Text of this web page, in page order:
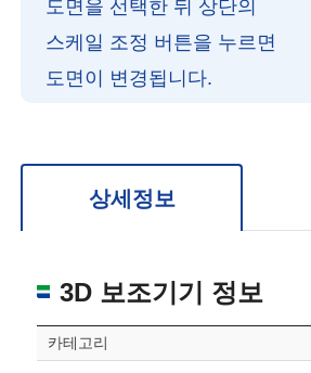
도면을 선택한 뒤 상단의
스케일 조정 버튼을 누르면
도면이 변경됩니다.
위치 이동: 우측 드래그
상세정보
3D 보조기기 정보
카테고리